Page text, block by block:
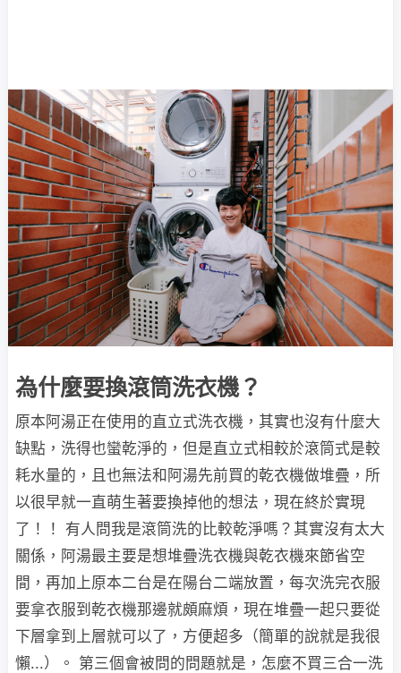
為什麼要換滾筒洗衣機？
原本阿湯正在使用的直立式洗衣機，其實也沒有什麼大
缺點，洗得也蠻乾淨的，但是直立式相較於滾筒式是較
耗水量的，且也無法和阿湯先前買的乾衣機做堆疊，所
以很早就一直萌生著要換掉他的想法，現在終於實現
了！！ 有人問我是滾筒洗的比較乾淨嗎？其實沒有太大
關係，阿湯最主要是想堆疊洗衣機與乾衣機來節省空
間，再加上原本二台是在陽台二端放置，每次洗完衣服
要拿衣服到乾衣機那邊就頗麻煩，現在堆疊一起只要從
下層拿到上層就可以了，方便超多（簡單的說就是我很
懶...）。 第三個會被問的問題就是，怎麼不買三合一洗